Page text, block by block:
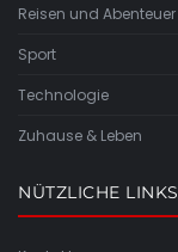
Reisen und Abenteuer
Sport
Technologie
Zuhause & Leben
NÜTZLICHE LINKS